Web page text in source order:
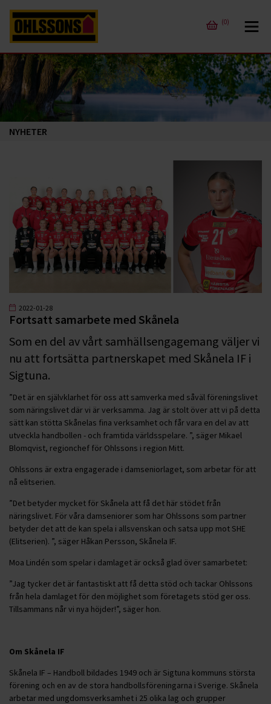
(0)
NYHETER
2022-01-28
Fortsatt samarbete med Skånela
Som en del av vårt samhällsengagemang väljer vi
nu att fortsätta partnerskapet med Skånela IF i
Sigtuna.
”Det är en självklarhet för oss att samverka med såväl föreningslivet
som näringslivet där vi är verksamma. Jag är stolt över att vi på detta
sätt kan stötta Skånelas fina verksamhet och får vara en del av att
utveckla handbollen - och framtida världsspelare. ”, säger Mikael
Blomqvist, regionchef för Ohlssons i region Mitt.
Ohlssons är extra engagerade i damseniorlaget, som arbetar för att
nå elitserien.
”Det betyder mycket för Skånela att få det här stödet från
näringslivet. För våra damseniorer som har Ohlssons som partner
betyder det att de kan spela i allsvenskan och satsa upp mot SHE
(Elitserien). ”, säger Håkan Persson, Skånela IF.
Moa Lindén som spelar i damlaget är också glad över samarbetet:
”Jag tycker det är fantastiskt att få detta stöd och tackar Ohlssons
från hela damlaget för den möjlighet som företagets stöd ger oss.
Tillsammans når vi nya höjder!”, säger hon.
Om Skånela IF
Skånela IF – Handboll bildades 1949 och är Sigtuna kommuns största
förening och en av de stora handbollsföreningarna i Sverige. Skånela
arbetar med ungdomsverksamhet i 25 olika lag och grupper